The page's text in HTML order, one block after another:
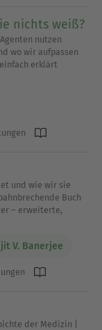
nichts weiß?
nutzen
wo wir aufpassen
einfach erklärt
und wie wir sie
Buch
– erweiterte,
V. Banerjee
der Medizin |